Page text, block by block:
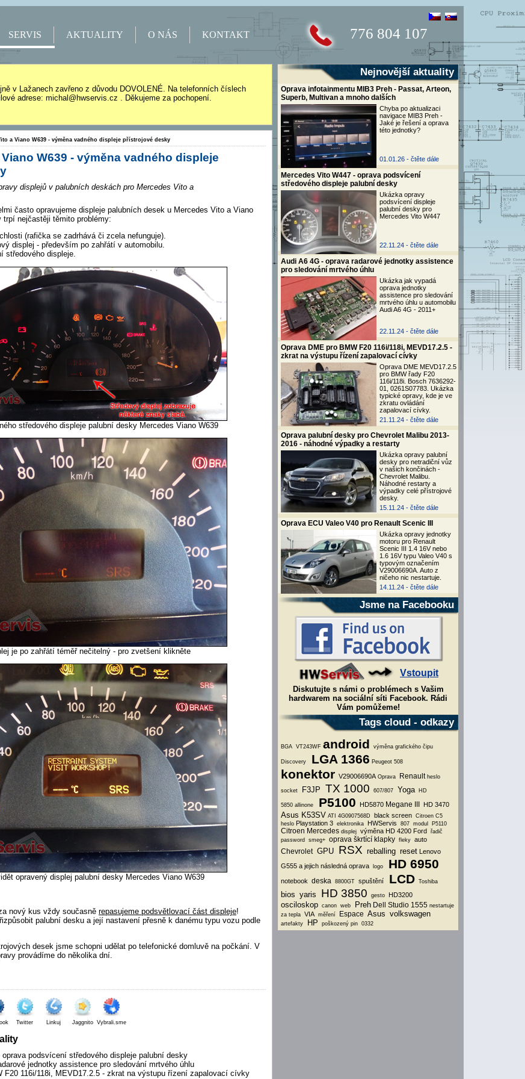
776 804 107
SERVIS AKTUALITY O NÁS KONTAKT
Nejnovější aktuality
Oprava infotainmentu MIB3 Preh - Passat, Arteon,
Superb, Multivan a mnoho dalších
Chyba po aktualizaci
navigace MIB3 Preh -
Jaké je řešení a oprava
této jednotky?
01.01.26 - čtěte dále
Mercedes Vito W447 - oprava podsvícení
středového displeje palubní desky
Ukázka opravy
podsvícení displeje
palubní desky pro
Mercedes Vito W447
22.11.24 - čtěte dále
Audi A6 4G - oprava radarové jednotky assistence
pro sledování mrtvého úhlu
Ukázka jak vypadá
oprava jednotky
assistence pro sledování
mrtvého úhlu u automobilu
Audi A6 4G - 2011+
22.11.24 - čtěte dále
Oprava DME pro BMW F20 116i/118i, MEVD17.2.5 -
zkrat na výstupu řízení zapalovací cívky
Oprava DME MEVD17.2.5
pro BMW řady F20
116i/118i. Bosch 7636292-
01, 0261S07783. Ukázka
typické opravy, kde je ve
zkratu ovládání
zapalovací cívky.
21.11.24 - čtěte dále
Oprava palubní desky pro Chevrolet Malibu 2013-
2016 - náhodné výpadky a restarty
Ukázka opravy palubní
desky pro netradiční vůz
v našich končinách -
Chevrolet Malibu.
Náhodné restarty a
výpadky celé přístrojové
desky.
15.11.24 - čtěte dále
Oprava ECU Valeo V40 pro Renault Scenic III
Ukázka opravy jednotky
motoru pro Renault
Scenic III 1.4 16V nebo
1.6 16V typu Valeo V40 s
typovým označením
V29006690A. Auto z
ničeho nic nestartuje.
14.11.24 - čtěte dále
Jsme na Facebooku
Vstoupit
Diskutujte s námi o problémech s Vašim
hardwarem na sociální síti Facebook. Rádi
Vám pomůžeme!
Tags cloud - odkazy
BGA VT243WF android výměna grafického čipu
Discovery LGA 1366 Peugeot 508
konektor V29006690A Oprava Renault heslo
socket F3JP TX 1000 607/807 Yoga HD
5850 allinone P5100 HD5870 Megane III HD 3470
Asus K53SV ATI 4G0907568D black screen Citroen C5
heslo Playstation 3 elektronika HWServis 807 modul P5110
Citroen Mercedes displej výměna HD 4200 Ford řadič
password
smeg+ oprava škrtící klapky fleky auto
Chevrolet GPU RSX reballing reset Lenovo
G555 a jejich následná oprava
logo HD 6950
notebook deska 8800GT spuštění LCD Toshiba
bios yaris HD 3850 gesto HD3200
osciloskop canon web Preh Dell Studio 1555 nestartuje
za tepla VIA měření Espace Asus volkswagen
artefakty HP poškozený pin 0332
v Lažanech zavřeno z důvodu DOVOLENÉ. Na telefonních číslech
adrese: michal@hwservis.cz . Děkujeme za pochopení.
a Viano W639 - výměna vadného displeje přístrojové desky
W639 - výměna vadného displeje
displejů v palubních deskách pro Mercedes Vito a
často opravujeme displeje palubních desek u Mercedes Vito a Viano
trpí nejčastěji těmito problémy:
(rafička se zadrhává či zcela nefunguje).
displej - především po zahřátí v automobilu.
středového displeje.
středového displeje palubní desky Mercedes Viano W639
je po zahřátí téměř nečitelný - pro zvetšení klikněte
opravený displej palubní desky Mercedes Viano W639
nový kus vždy současně repasujeme podsvětlovací část displeje!
palubní desku a její nastavení přesně k danému typu vozu podle
desek jsme schopni udělat po telefonické domluvě na počkání. V
provádíme do několika dní.
Twitter Linkuj Jaggnito Vybrali.sme
oprava podsvícení středového displeje palubní desky
jednotky assistence pro sledování mrtvého úhlu
F20 116i/118i, MEVD17.2.5 - zkrat na výstupu řízení zapalovací cívky